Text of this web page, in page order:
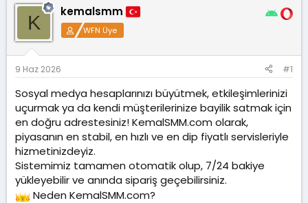
u
y
u
B
ş
l
a
t
a
l
a
n
ı
t
a
r
i
h
i
r
l
m
e
K kemalsmm
WFN Üye
9 Haz 2026 #1
Sosyal medya hesaplarınızı büyütmek, etkileşimlerinizi
uçurmak ya da kendi müşterilerinize bayilik satmak için
en doğru adrestesiniz! KemalSMM.com olarak,
piyasanın en stabil, en hızlı ve en dip fiyatlı servisleriyle
hizmetinizdeyiz.
Sistemimiz tamamen otomatik olup, 7/24 bakiye
yükleyebilir ve anında sipariş geçebilirsiniz.
Neden KemalSMM.com?